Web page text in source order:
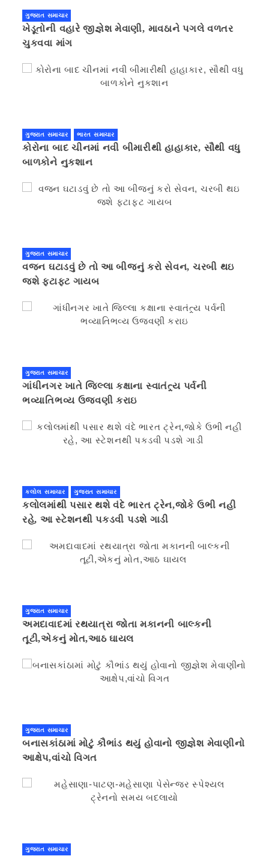
ગુજરાત સમાચાર
ખેડૂતોની વહારે જીજ્ઞેશ મેવાણી, માવઠાને પગલે વળતર
ચુકવવા માંગ
ગુજરાત સમાચાર ભારત સમાચાર
કોરોના બાદ ચીનમાં નવી બીમારીથી હાહાકાર, સૌથી વધુ
બાળકોને નુકશાન
ગુજરાત સમાચાર
વજન ઘટાડવું છે તો આ બીજનું કરો સેવન, ચરબી થઇ
જશે ફટાફટ ગાયબ
ગુજરાત સમાચાર
ગાંધીનગર ખાતે જિલ્લા કક્ષાના સ્વાતંત્ર્ય પર્વની
ભવ્યાતિભવ્ય ઉજવણી કરાઇ
કલોલ સમાચાર ગુજરાત સમાચાર
કલોલમાંથી પસાર થશે વંદે ભારત ટ્રેન,જોકે ઉભી નહી
રહે, આ સ્ટેશનથી પકડવી પડશે ગાડી
ગુજરાત સમાચાર
અમદાવાદમાં રથયાત્રા જોતા મકાનની બાલ્કની
તૂટી,એકનું મોત,આઠ ઘાયલ
ગુજરાત સમાચાર
બનાસકાંઠામાં મોટું કૌભાંડ થયું હોવાનો જીજ્ઞેશ મેવાણીનો
આક્ષેપ,વાંચો વિગત
ગુજરાત સમાચાર